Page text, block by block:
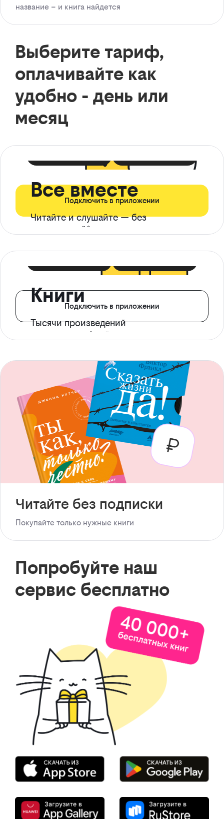
название – и книга найдется
Выберите тариф,
оплачивайте как
удобно - день или
месяц
Все вместе
Читайте и слушайте — без
ограничений*
Подключить в приложении
Книги
Тысячи произведений
с доступом офлайн
Подключить в приложении
Читайте без подписки
Покупайте только нужные книги
Попробуйте наш
сервис бесплатно